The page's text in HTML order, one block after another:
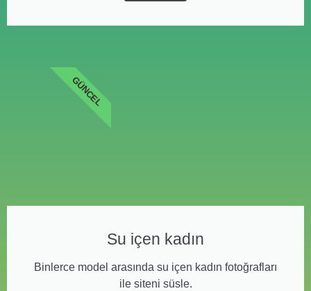
Su içen kadın
Binlerce model arasında su içen kadın fotoğrafları
ile siteni süsle.
GÜNCEL